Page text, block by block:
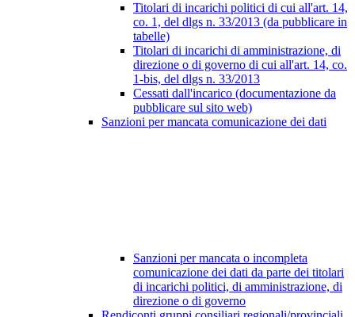
Titolari di incarichi politici di cui all'art. 14,
co. 1, del dlgs n. 33/2013 (da pubblicare in
tabelle)
Titolari di incarichi di amministrazione, di
direzione o di governo di cui all'art. 14, co.
1-bis, del dlgs n. 33/2013
Cessati dall'incarico (documentazione da
pubblicare sul sito web)
Sanzioni per mancata comunicazione dei dati
Sanzioni per mancata o incompleta
comunicazione dei dati da parte dei titolari
di incarichi politici, di amministrazione, di
direzione o di governo